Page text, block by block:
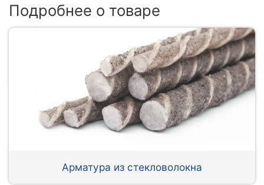
Подробнее о товаре
Арматура из стекловолокна